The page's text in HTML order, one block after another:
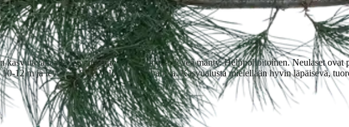
kasvutavaltaan hieman kartiomainen, melko leveä mänty. Helppohoitoinen. Neulaset
12 m ja leveys 5-8 m. Valoisa kasvupaikka. Kasvualusta mielellään hyvin läpäisevä,